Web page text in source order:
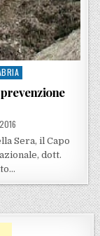
Sera, il Capo
dott.